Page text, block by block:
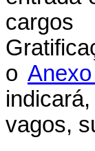
o
vagos,